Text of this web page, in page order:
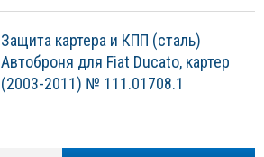
Защита картера и КПП (сталь)
Автоброня для Fiat Ducato, картер
(2003-2011) № 111.01708.1